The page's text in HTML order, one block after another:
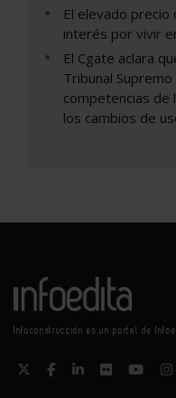
El elevado precio
interés por vivir
El Cgate aclara
Tribunal
competencias de
los cambios de
Infoconstrucción es un portal de